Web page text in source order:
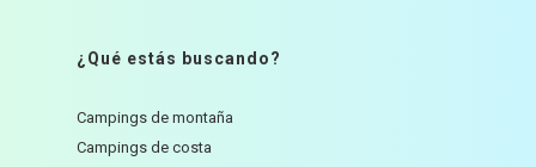
¿Qué estás buscando?
Campings de montaña
Campings de costa